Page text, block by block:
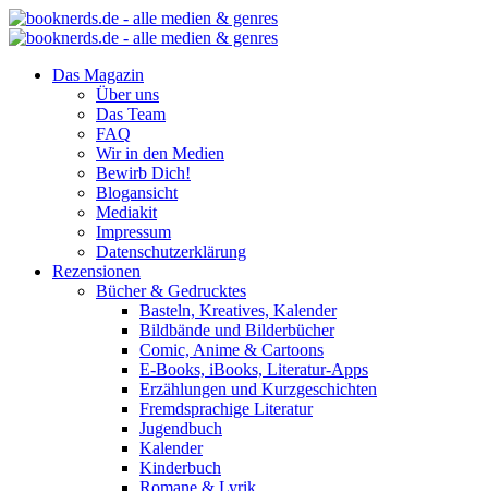
Das Magazin
Über uns
Das Team
FAQ
Wir in den Medien
Bewirb Dich!
Blogansicht
Mediakit
Impressum
Datenschutzerklärung
Rezensionen
Bücher & Gedrucktes
Basteln, Kreatives, Kalender
Bildbände und Bilderbücher
Comic, Anime & Cartoons
E-Books, iBooks, Literatur-Apps
Erzählungen und Kurzgeschichten
Fremdsprachige Literatur
Jugendbuch
Kalender
Kinderbuch
Romane & Lyrik